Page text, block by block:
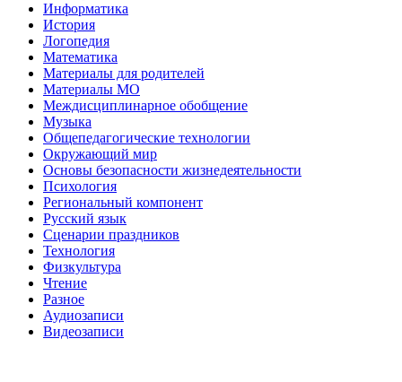
Информатика
История
Логопедия
Математика
Материалы для родителей
Материалы МО
Междисциплинарное обобщение
Музыка
Общепедагогические технологии
Окружающий мир
Основы безопасности жизнедеятельности
Психология
Региональный компонент
Русский язык
Сценарии праздников
Технология
Физкультура
Чтение
Разное
Аудиозаписи
Видеозаписи